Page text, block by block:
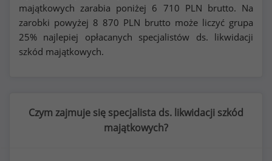
majątkowych zarabia poniżej 6 710 PLN brutto. Na
zarobki powyżej 8 870 PLN brutto może liczyć grupa
25% najlepiej opłacanych specjalistów ds. likwidacji
szkód majątkowych.
Czym zajmuje się specjalista ds. likwidacji szkód
majątkowych?